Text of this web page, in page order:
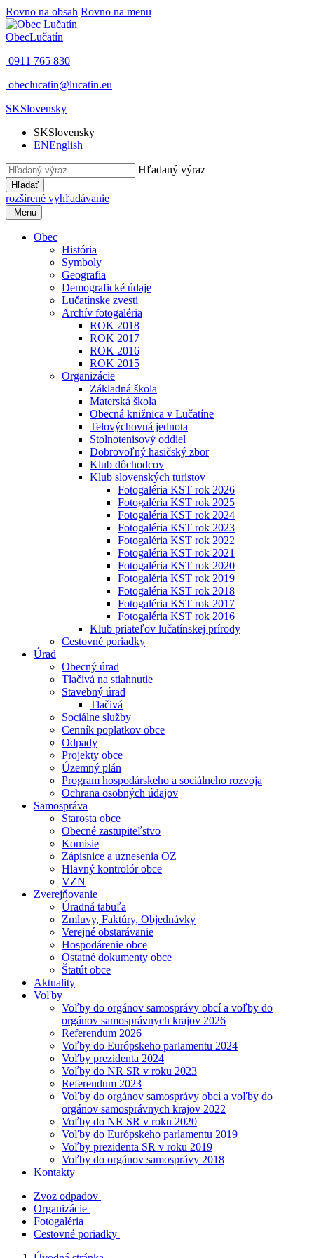
Rovno na obsah Rovno na menu
ObecLučatín
0911 765 830
obeclucatin@lucatin.eu
SKSlovensky
SKSlovensky
ENEnglish
Hľadaný výraz
Hľadať
rozšírené vyhľadávanie
Menu
Obec
História
Symboly
Geografia
Demografické údaje
Lučatínske zvesti
Archív fotogaléria
ROK 2018
ROK 2017
ROK 2016
ROK 2015
Organizácie
Základná škola
Materská škola
Obecná knižnica v Lučatíne
Telovýchovná jednota
Stolnotenisový oddiel
Dobrovoľný hasičský zbor
Klub dôchodcov
Klub slovenských turistov
Fotogaléria KST rok 2026
Fotogaléria KST rok 2025
Fotogaléria KST rok 2024
Fotogaléria KST rok 2023
Fotogaléria KST rok 2022
Fotogaléria KST rok 2021
Fotogaléria KST rok 2020
Fotogaléria KST rok 2019
Fotogaléria KST rok 2018
Fotogaléria KST rok 2017
Fotogaléria KST rok 2016
Klub priateľov lučatínskej prírody
Cestovné poriadky
Úrad
Obecný úrad
Tlačivá na stiahnutie
Stavebný úrad
Tlačivá
Sociálne služby
Cenník poplatkov obce
Odpady
Projekty obce
Územný plán
Program hospodárskeho a sociálneho rozvoja
Ochrana osobných údajov
Samospráva
Starosta obce
Obecné zastupiteľstvo
Komisie
Zápisnice a uznesenia OZ
Hlavný kontrolór obce
VZN
Zverejňovanie
Úradná tabuľa
Zmluvy, Faktúry, Objednávky
Verejné obstarávanie
Hospodárenie obce
Ostatné dokumenty obce
Štatút obce
Aktuality
Voľby
Voľby do orgánov samosprávy obcí a voľby do
orgánov samosprávnych krajov 2026
Referendum 2026
Voľby do Európskeho parlamentu 2024
Voľby prezidenta 2024
Voľby do NR SR v roku 2023
Referendum 2023
Voľby do orgánov samosprávy obcí a voľby do
orgánov samosprávnych krajov 2022
Voľby do NR SR v roku 2020
Voľby do Európskeho parlamentu 2019
Voľby prezidenta SR v roku 2019
Voľby do orgánov samosprávy 2018
Kontakty
Zvoz odpadov
Organizácie
Fotogaléria
Cestovné poriadky